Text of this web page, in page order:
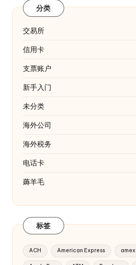
分类
交易所
信用卡
支票账户
新手入门
未分类
海外公司
海外税务
电话卡
薅羊毛
标签
ACH American Express amex